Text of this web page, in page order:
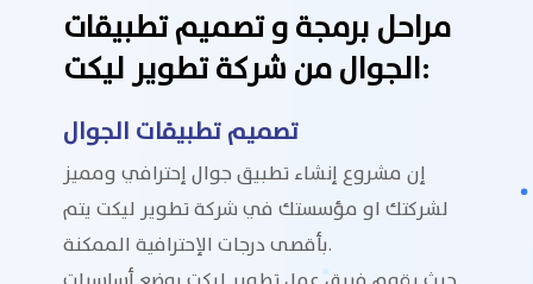
مراحل برمجة و تصميم تطبيقات
الجوال من شركة تطوير ليكت:
تصميم تطبيقات الجوال
إن مشروع إنشاء تطبيق جوال إحترافي ومميز
لشركتك او مؤسستك في شركة تطوير ليكت يتم
بأقصى درجات الإحترافية الممكنة.